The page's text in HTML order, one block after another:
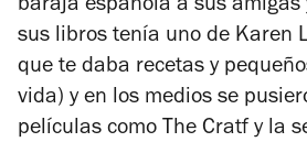
baraja española a sus amigas
sus libros tenía uno de Karen
que te daba recetas y
vida) y en los medios se
películas como The Cratf y la